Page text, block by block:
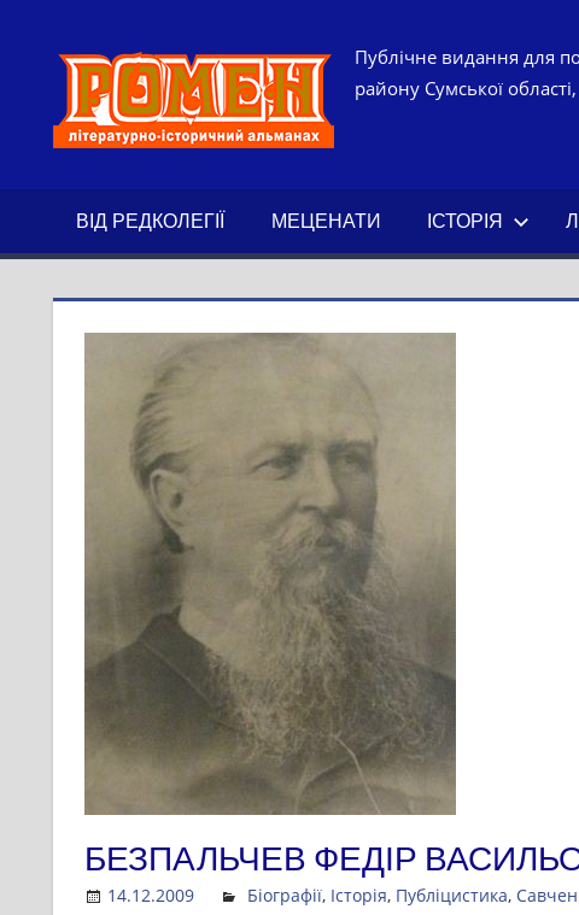
РОМЕН.
Публічне видання для
району Сумської
ВІД РЕДКОЛЕГІЇ МЕЦЕНАТИ ІСТОРІЯ
БЕЗПАЛЬЧЕВ ФЕДІР
14.12.2009 Admin
Біографії, Історія, Публіцистика,